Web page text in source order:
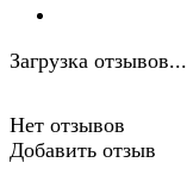
Загрузка отзывов...
Нет отзывов
Добавить отзыв